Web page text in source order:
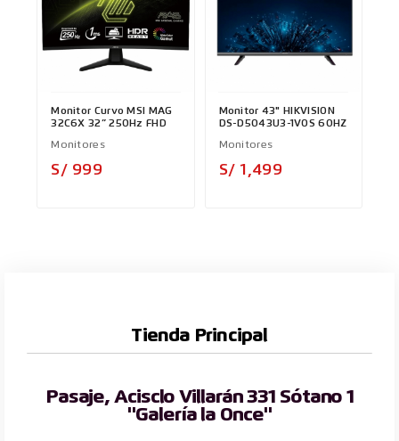
Monitor Curvo MSI MAG
32C6X 32” 250Hz FHD
Monitores
S/ 999
Monitor 43" HIKVISION
DS-D5043U3-1VOS 60HZ
Monitores
S/ 1,499
Tienda Principal
Pasaje, Acisclo Villarán 331 Sótano 1
"Galería la Once"